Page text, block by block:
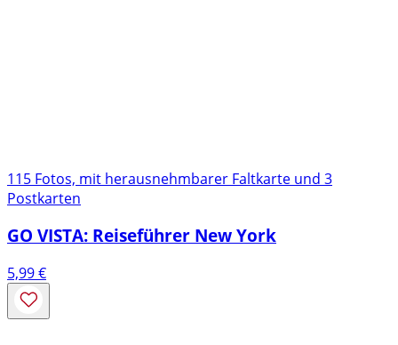
115 Fotos, mit herausnehmbarer Faltkarte und 3
Postkarten
GO VISTA: Reiseführer New York
5,99€